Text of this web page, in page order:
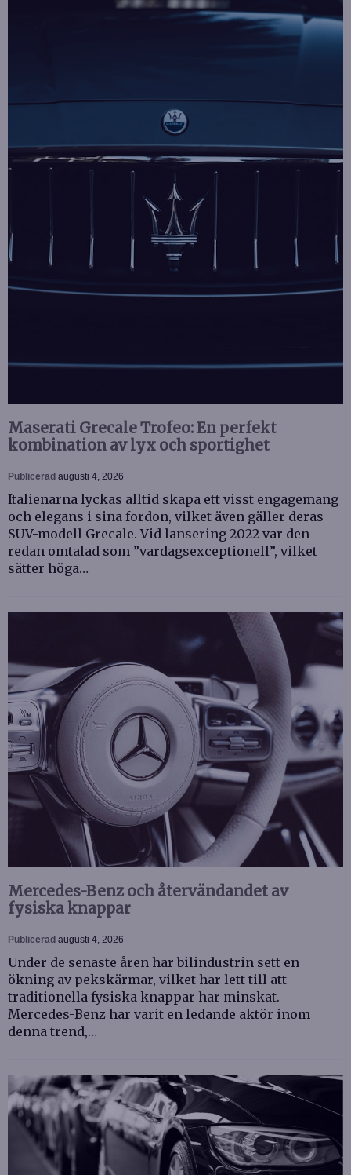
Maserati Grecale Trofeo: En perfekt
kombination av lyx och sportighet
Publicerad augusti 4, 2026
Italienarna lyckas alltid skapa ett visst engagemang
och elegans i sina fordon, vilket även gäller deras
SUV-modell Grecale. Vid lansering 2022 var den
redan omtalad som ”vardagsexceptionell”, vilket
sätter höga…
Mercedes-Benz och återvändandet av
fysiska knappar
Publicerad augusti 4, 2026
Under de senaste åren har bilindustrin sett en
ökning av pekskärmar, vilket har lett till att
traditionella fysiska knappar har minskat.
Mercedes-Benz har varit en ledande aktör inom
denna trend,…